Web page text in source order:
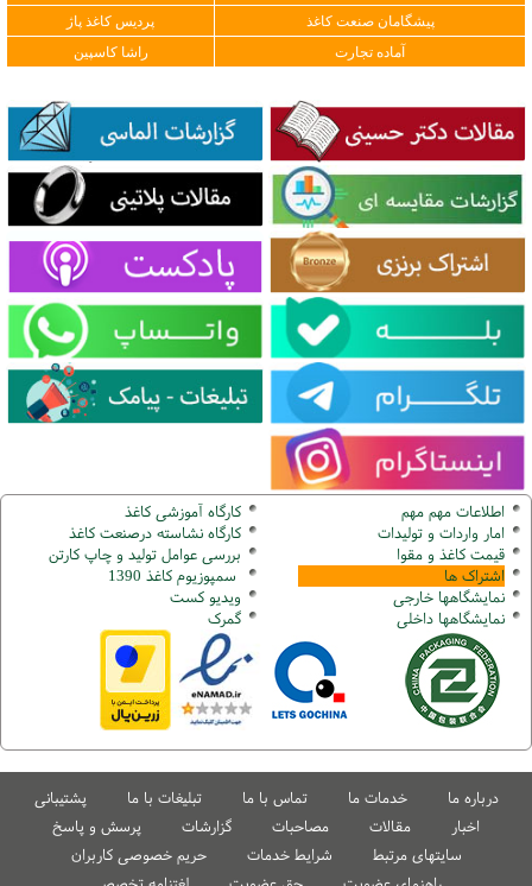
پیشگامان صنعت کاغذ
پردیس کاغذ پاژ
آماده تجارت
راشا کاسپین
اطلاعات مهم مهم
امار واردات و تولیدات
قیمت کاغذ و مقوا
اشتراک ها
نمایشگاهها خارجی
نمایشگاهها داخلی
کارگاه آموزشی کاغذ
کارگاه نشاسته درصنعت کاغذ
بررسی عوامل تولید و چاپ کارتن
سمپوزیوم کاغذ 1390
ویدیو کست
گمرک
درباره ما خدمات ما تماس با ما تبلیغات با ما
پشتیبانی
اخبار
مقالات مصاحبات گزارشات
پرسش و پاسخ
سایتهای مرتبط
شرایط خدمات
حریم خصوصی کاربران